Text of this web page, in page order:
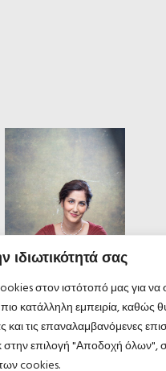
ιδιωτικότητά σας
στον ιστότοπό μας για να
κατάλληλη εμπειρία, καθώς
και τις επαναλαμβανόμενες
στην επιλογή "Αποδοχή όλων",
cookies.